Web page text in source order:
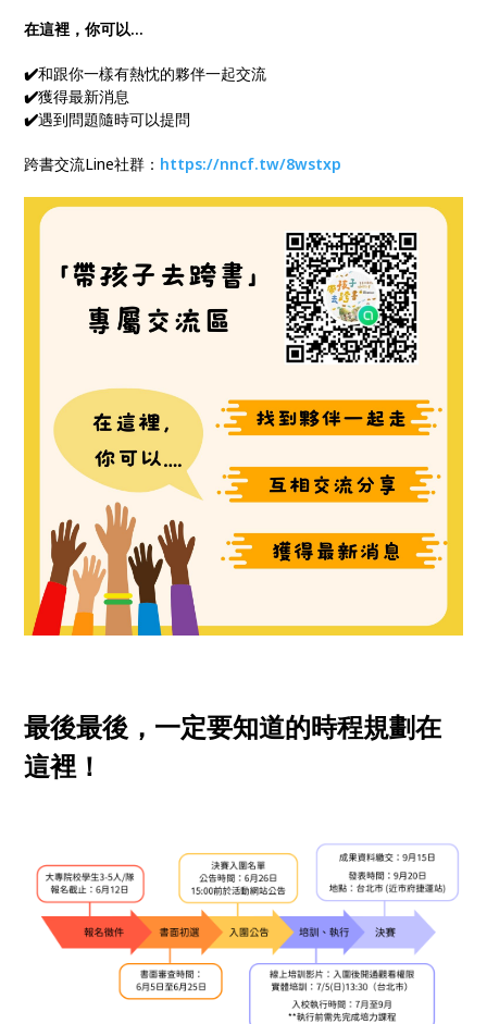
在這裡，你可以…
✔️和跟你一樣有熱忱的夥伴一起交流
✔️獲得最新消息
✔️遇到問題隨時可以提問
跨書交流Line社群： https://nncf.tw/8wstxp
最後最後，一定要知道的時程規劃在
這裡！